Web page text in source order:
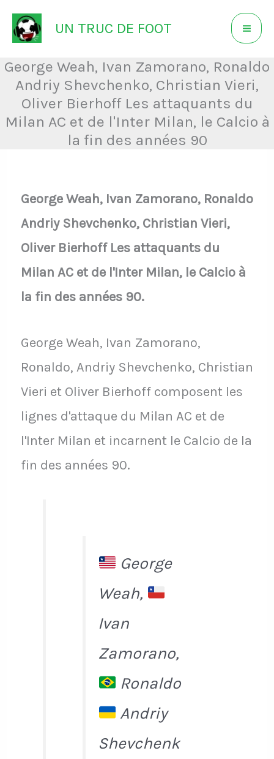
Aller
au
contenu
UN TRUC DE FOOT
George Weah, Ivan Zamorano, Ronaldo
Andriy Shevchenko, Christian Vieri,
Oliver Bierhoff Les attaquants du
Milan AC et de l'Inter Milan, le Calcio à
la fin des années 90
George Weah, Ivan Zamorano, Ronaldo
Andriy Shevchenko, Christian Vieri,
Oliver Bierhoff Les attaquants du
Milan AC et de l'Inter Milan, le Calcio à
la fin des années 90.
George Weah, Ivan Zamorano,
Ronaldo, Andriy Shevchenko, Christian
Vieri et Oliver Bierhoff composent les
lignes d'attaque du Milan AC et de
l'Inter Milan et incarnent le Calcio de la
fin des années 90.
George
Weah,
Ivan
Zamorano,
Ronaldo
Andriy
Shevchenk